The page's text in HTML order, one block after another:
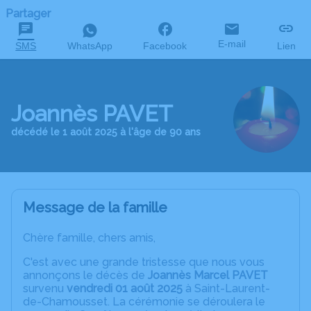
Partager
SMS WhatsApp Facebook E-mail Lien
Joannès PAVET
décédé le 1 août 2025 à l'âge de 90 ans
Message de la famille
Chère famille, chers amis,
C'est avec une grande tristesse que nous vous
annonçons le décès de Joannès Marcel PAVET
survenu vendredi 01 août 2025 à Saint-Laurent-
de-Chamousset. La cérémonie se déroulera le